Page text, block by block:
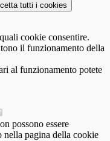
tutti i cookies
cookie consentire.
il funzionamento della
al funzionamento potete
possono essere
nella pagina della cookie